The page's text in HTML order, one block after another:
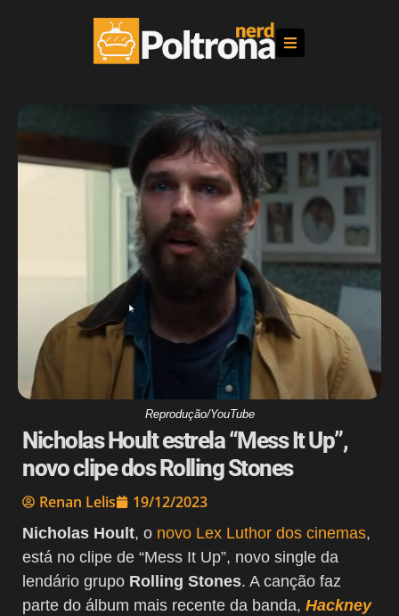
Reprodução/YouTube
Nicholas Hoult estrela “Mess It Up”,
novo clipe dos Rolling Stones
Renan Lelis 19/12/2023
Nicholas Hoult, o novo Lex Luthor dos cinemas,
está no clipe de “Mess It Up”, novo single da
lendário grupo Rolling Stones. A canção faz
parte do álbum mais recente da banda, Hackney